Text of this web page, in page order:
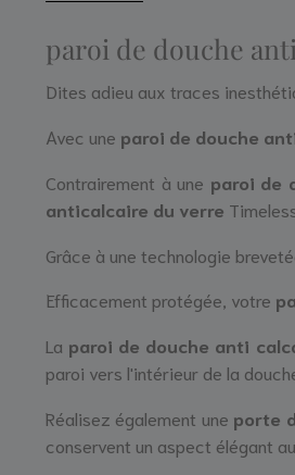
paroi de douche
Dites adieu aux traces
Avec une paroi de douche
Contrairement à une paroi de
anticalcaire du verre
Grâce à une technologie
Efficacement protégée, votre
La paroi de douche anti
paroi vers l'intérieur de la
Réalisez également une porte
conservent un aspect élégant